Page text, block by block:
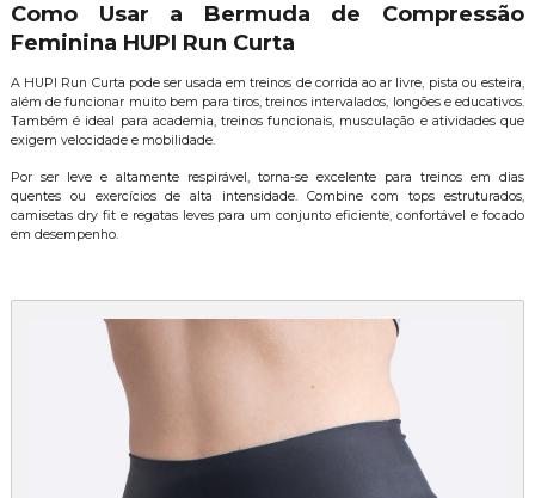
Como Usar a Bermuda de Compressão
Feminina HUPI Run Curta
A HUPI Run Curta pode ser usada em treinos de corrida ao ar livre, pista ou esteira,
além de funcionar muito bem para tiros, treinos intervalados, longões e educativos.
Também é ideal para academia, treinos funcionais, musculação e atividades que
exigem velocidade e mobilidade.
Por ser leve e altamente respirável, torna-se excelente para treinos em dias
quentes ou exercícios de alta intensidade. Combine com tops estruturados,
camisetas dry fit e regatas leves para um conjunto eficiente, confortável e focado
em desempenho.